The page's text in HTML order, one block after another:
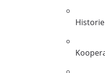
Historie